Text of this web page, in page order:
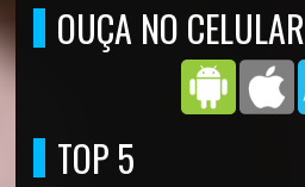
OUÇA NO CELULAR
TOP 5